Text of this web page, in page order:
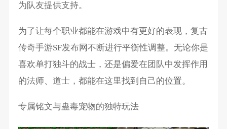
为队友提供支持。
为了让每个职业都能在游戏中有更好的表现，复古
传奇手游SF发布网不断进行平衡性调整。无论你是
喜欢单打独斗的战士，还是偏爱在团队中发挥作用
的法师、道士，都能在这里找到自己的位置。
专属铭文与蛊毒宠物的独特玩法